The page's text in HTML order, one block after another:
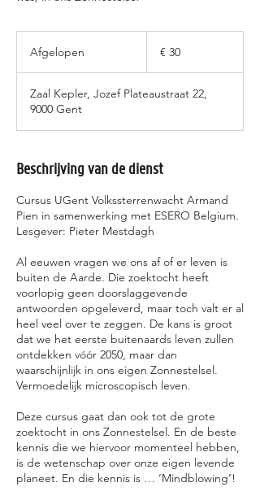
Afgelopen
e
o
n
€ 30
Zaal Kepler, Jozef Plateaustraat 22,
9000 Gent
Beschrijving van de dienst
Cursus UGent Volkssterrenwacht Armand
Pien in samenwerking met ESERO Belgium.
Lesgever: Pieter Mestdagh
Al eeuwen vragen we ons af of er leven is
buiten de Aarde. Die zoektocht heeft
voorlopig geen doorslaggevende
antwoorden opgeleverd, maar toch valt er al
heel veel over te zeggen. De kans is groot
dat we het eerste buitenaards leven zullen
ontdekken vóór 2050, maar dan
waarschijnlijk in ons eigen Zonnestelsel.
Vermoedelijk microscopisch leven.
Deze cursus gaat dan ook tot de grote
zoektocht in ons Zonnestelsel. En de beste
kennis die we hiervoor momenteel hebben,
is de wetenschap over onze eigen levende
planeet. En die kennis is … ‘Mindblowing’!